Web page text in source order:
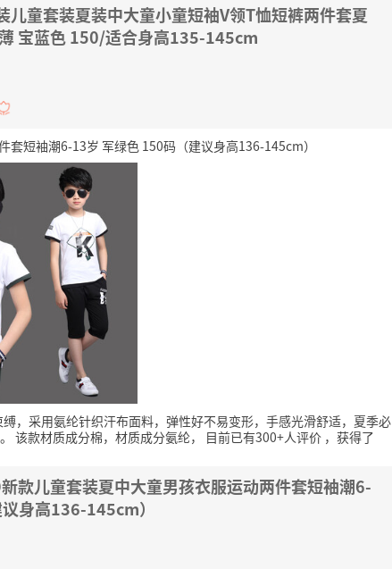
儿童套装夏装中大童小童短袖V领T恤短裤两件套夏
宝蓝色 150/适合身高135-145cm
短袖潮6-13岁 军绿色 150码（建议身高136-145cm）
，采用氨纶针织汗布面料，弹性好不易变形，手感光滑舒适，夏季必
该款材质成分棉，材质成分氨纶， 目前已有300+人评价 ，获得了
款儿童套装夏中大童男孩衣服运动两件套短袖潮6-
身高136-145cm）